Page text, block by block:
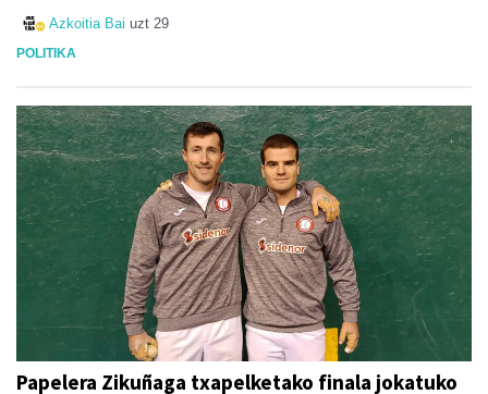
Azkoitia Bai uzt 29
POLITIKA
Papelera Zikuñaga txapelketako finala jokatuko